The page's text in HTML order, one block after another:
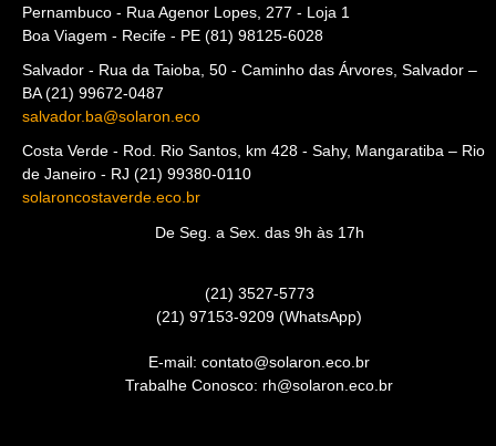
– AM (92) 98184-4040
solaronam.eco.br
Pernambuco - Rua Agenor Lopes, 277 - Loja 1
Boa Viagem - Recife - PE (81) 98125-6028
Salvador - Rua da Taioba, 50 - Caminho das Árvores, Salvador –
BA (21) 99672-0487
salvador.ba@solaron.eco
Costa Verde - Rod. Rio Santos, km 428 - Sahy, Mangaratiba – Rio
de Janeiro - RJ (21) 99380-0110
De Seg. a Sex. das 9h às 17h
(21) 97153-9209 (WhatsApp)